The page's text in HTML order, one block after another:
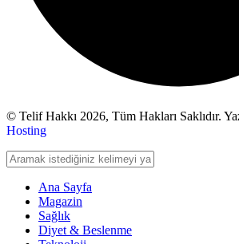
© Telif Hakkı 2026, Tüm Hakları Saklıdır.
Hosting
Ana Sayfa
Magazin
Sağlık
Diyet & Beslenme